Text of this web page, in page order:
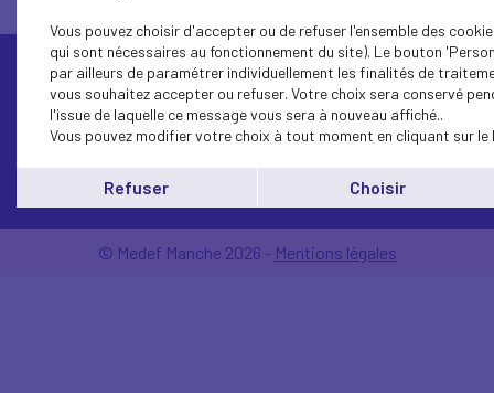
© Medef Manche 2026 - Mentions légales
Vous pouvez choisir d'accepter ou de refuser l'ensemble des
qui sont nécessaires au fonctionnement du site). Le bouton
par ailleurs de paramétrer individuellement les finalités de
vous souhaitez accepter ou refuser. Votre choix sera conservé
l'issue de laquelle ce message vous sera à nouveau affiché..
Vous pouvez modifier votre choix à tout moment en cliquant sur le
Refuser Choisir